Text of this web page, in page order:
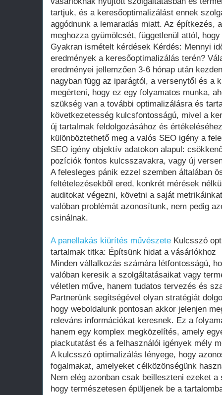
tartjuk, és a keresőoptimalizálást ennek
aggódnunk a lemaradás miatt. Az építkezés,
meghozza gyümölcsét, függetlenül attól,
Gyakran ismételt kérdések Kérdés: Mennyi
eredmények a keresőoptimalizálás terén?
eredményei jellemzően 3-6 hónap után
nagyban függ az iparágtól, a versenytől és a
megérteni, hogy ez egy folyamatos munka,
szükség van a további optimalizálásra és
következetesség kulcsfontosságú, mivel a
új tartalmak feldolgozásához és
különböztethető meg a valós SEO igény a
SEO igény objektív adatokon alapul:
pozíciók fontos kulcsszavakra, vagy új
A felesleges pánik ezzel szemben általában
feltételezésekből ered, konkrét mérések
auditokat végezni, követni a saját
valóban problémát azonosítunk, nem pedig
csinálnak.
A panellakás kiürítés művészete Kulcsszó
tartalmak titka: Építsünk hidat a vásárlókhoz
Minden vállalkozás számára létfontosságú,
valóban keresik a szolgáltatásaikat vagy
véletlen műve, hanem tudatos tervezés és
Partnerünk segítségével olyan stratégiát
hogy weboldalunk pontosan akkor jelenjen
releváns információkat keresnek. Ez a
hanem egy komplex megközelítés, amely
piackutatást és a felhasználói igények mély
A kulcsszó optimalizálás lényege, hogy
fogalmakat, amelyeket célközönségünk
Nem elég azonban csak beilleszteni ezeket
hogy természetesen épüljenek be a